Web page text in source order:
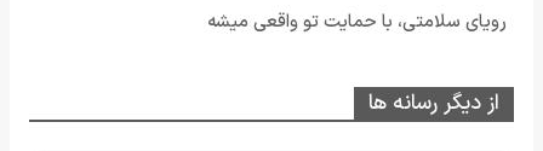
رویای سلامتی، با حمایت تو واقعی میشه
از دیگر رسانه ها